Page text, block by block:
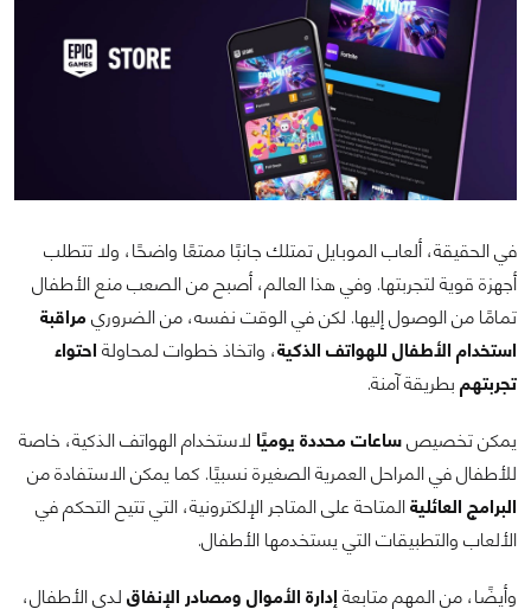
في الحقيقة، ألعاب الموبايل تمتلك جانبًا ممتعًا واضحًا، ولا تتطلب
أجهزة قوية لتجربتها. وفي هذا العالم، أصبح من الصعب منع الأطفال
تمامًا من الوصول إليها. لكن في الوقت نفسه، من الضروري مراقبة
استخدام الأطفال للهواتف الذكية، واتخاذ خطوات لمحاولة احتواء
تجربتهم بطريقة آمنة.
يمكن تخصيصساعات محددة يوميًا لاستخدام الهواتف الذكية، خاصة
للأطفال في المراحل العمرية الصغيرة نسبيًا. كما يمكن الاستفادة من
البرامج العائليةالمتاحة على المتاجر الإلكترونية، التي تتيح التحكم في
الألعاب والتطبيقات التي يستخدمها الأطفال.
وأيضًا، من المهم متابعة إدارة الأموال ومصادر الإنفاق لدى الأطفال،